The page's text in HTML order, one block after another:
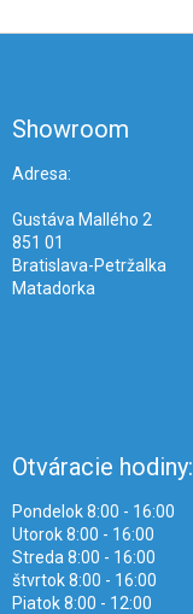
Showroom
Adresa:
Gustáva Mallého 2
851 01
Bratislava-Petržalka
Matadorka
Otváracie hodiny:
Pondelok 8:00 - 16:00
Utorok 8:00 - 16:00
Streda 8:00 - 16:00
štvrtok 8:00 - 16:00
Piatok 8:00 - 12:00